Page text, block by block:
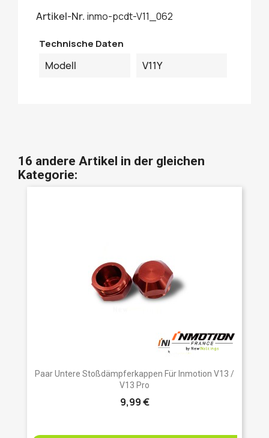
Artikel-Nr. inmo-pcdt-V11_062
Technische Daten
Modell V11Y
16 andere Artikel in der gleichen
Kategorie:
Paar Untere Stoßdämpferkappen Für Inmotion V13 /
V13 Pro
9,99 €